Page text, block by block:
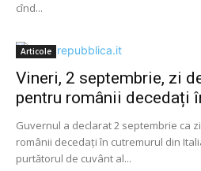
cînd...
Articole
Vineri, 2 septembrie, zi
pentru românii decedați
Guvernul a declarat 2 septembrie ca
românii decedați în cutremurul din
purtătorul de cuvânt al...